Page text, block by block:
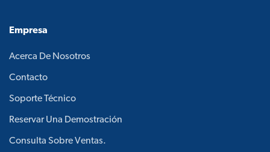
Empresa
Acerca De Nosotros
Contacto
Soporte Técnico
Reservar Una Demostración
Consulta Sobre Ventas.